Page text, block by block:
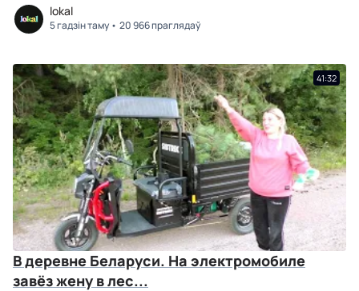
lokal
5 гадзін таму 20 966 праглядаў
41:32
В деревне Беларуси. На электромобиле
завёз жену в лес...